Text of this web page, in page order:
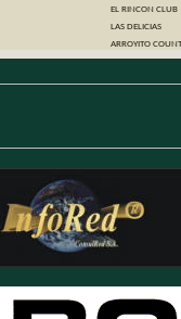
EL RINCON CLUB
LAS DELICIAS
ARROYITO